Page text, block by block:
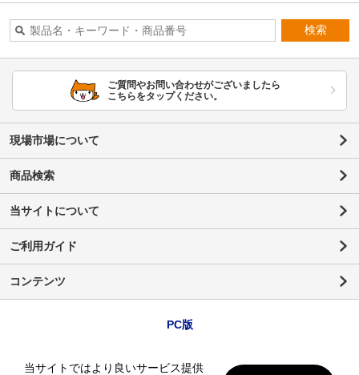
検索
ご質問やお問い合わせがございましたら
こちらをタップください。
現場市場について
商品検索
当サイトについて
ご利用ガイド
コンテンツ
PC版
当サイトではより良いサービス提供